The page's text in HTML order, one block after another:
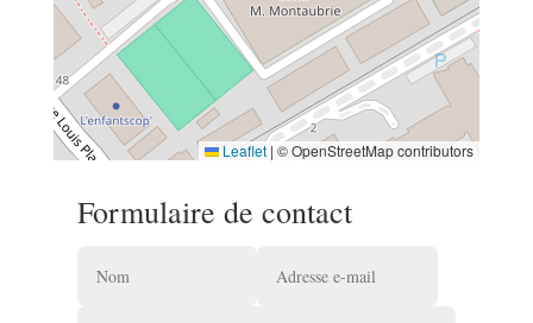
Leaflet | © OpenStreetMap contributors
Formulaire de contact